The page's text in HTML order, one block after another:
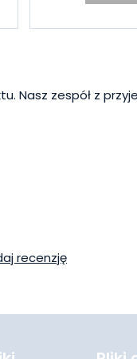
Nasz zespół z
recenzję